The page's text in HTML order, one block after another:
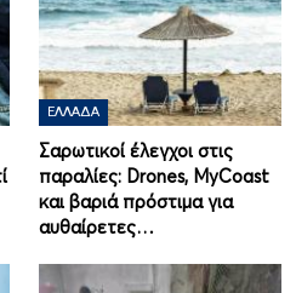
ΕΛΛΆΔΑ
Σαρωτικοί έλεγχοι στις
παραλίες: Drones, MyCoast
και βαριά πρόστιμα για
αυθαίρετες…